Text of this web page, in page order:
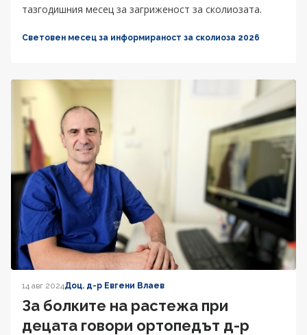
тазгодишния месец за загриженост за сколиозата.
Световен месец за информираност за сколиоза 2026
14 авг 2024Доц. д-р Евгени Влаев
За болките на растежа при
децата говори ортопедът д-р